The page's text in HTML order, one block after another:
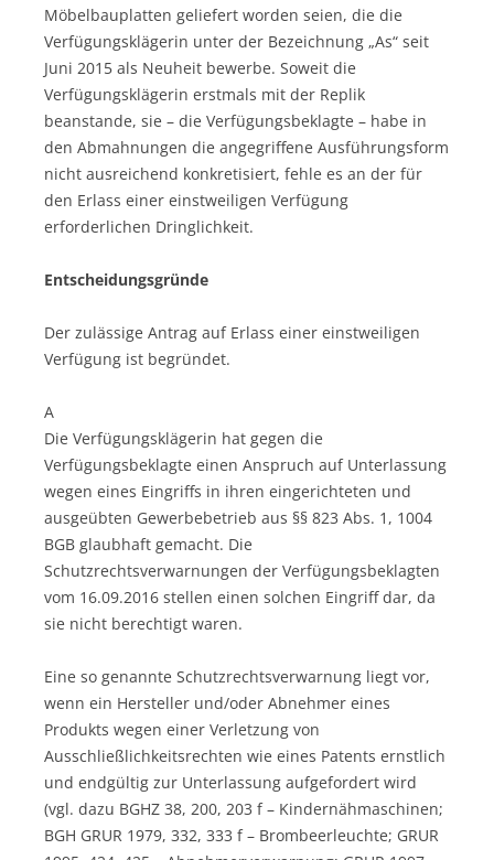
Möbelbauplatten geliefert worden seien, die die
Verfügungsklägerin unter der Bezeichnung „As“ seit
Juni 2015 als Neuheit bewerbe. Soweit die
Verfügungsklägerin erstmals mit der Replik
beanstande, sie – die Verfügungsbeklagte – habe in
den Abmahnungen die angegriffene Ausführungsform
nicht ausreichend konkretisiert, fehle es an der für
den Erlass einer einstweiligen Verfügung
erforderlichen Dringlichkeit.
Entscheidungsgründe
Der zulässige Antrag auf Erlass einer einstweiligen
Verfügung ist begründet.
A
Die Verfügungsklägerin hat gegen die
Verfügungsbeklagte einen Anspruch auf Unterlassung
wegen eines Eingriffs in ihren eingerichteten und
ausgeübten Gewerbebetrieb aus §§ 823 Abs. 1, 1004
BGB glaubhaft gemacht. Die
Schutzrechtsverwarnungen der Verfügungsbeklagten
vom 16.09.2016 stellen einen solchen Eingriff dar, da
sie nicht berechtigt waren.
Eine so genannte Schutzrechtsverwarnung liegt vor,
wenn ein Hersteller und/oder Abnehmer eines
Produkts wegen einer Verletzung von
Ausschließlichkeitsrechten wie eines Patents ernstlich
und endgültig zur Unterlassung aufgefordert wird
(vgl. dazu BGHZ 38, 200, 203 f – Kindernähmaschinen;
BGH GRUR 1979, 332, 333 f – Brombeerleuchte; GRUR